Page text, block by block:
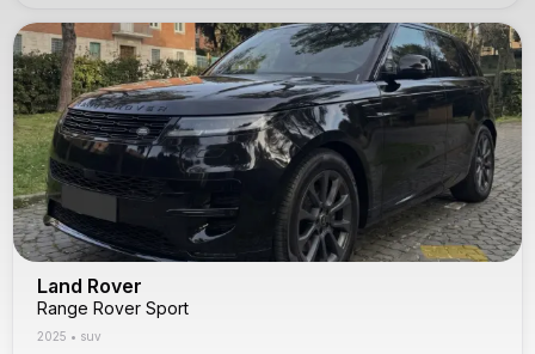
Land Rover
Range Rover Sport
2025 • suv